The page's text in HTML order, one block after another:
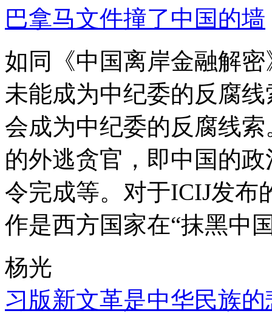
巴拿马文件撞了中国的墙
如同《中国离岸金融解
未能成为中纪委的反腐
会成为中纪委的反腐线
的外逃贪官，即中国的
令完成等。对于ICIJ发布
作是西方国家在“抹黑中
杨光
习版新文革是中华民族的